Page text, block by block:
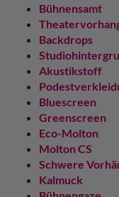
Bühnensamt
Backdrops
Akustikstoff
Bluescreen
Greenscreen
Eco-Molton
Molton CS
Schwere
Kalmuck